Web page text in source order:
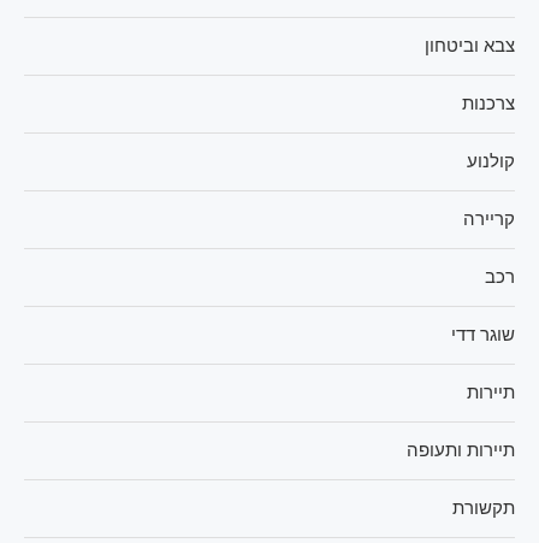
צבא וביטחון
צרכנות
קולנוע
קריירה
רכב
שוגר דדי
תיירות
תיירות ותעופה
תקשורת